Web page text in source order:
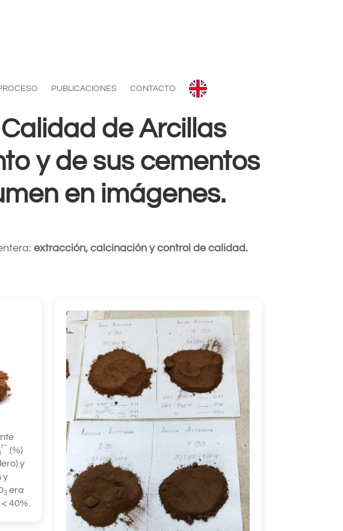
PUBLICACIONES CONTACTO
de Arcillas
y de sus cementos
en imágenes.
extracción, calcinación y control de calidad.
r– (%)
y
y
3 era
40%.